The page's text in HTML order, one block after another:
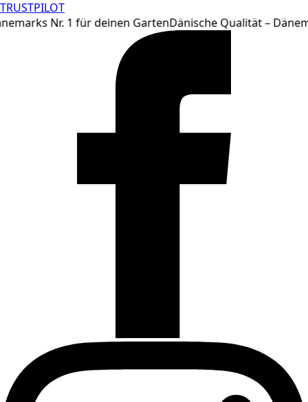
Zum
Inhalt
TRUSTPILOT
Nr. 1 für deinen GartenDänische Qualität –